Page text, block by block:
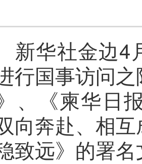
华社金边4
行国事访问
、《柬华日
向奔赴、相
致远》的署